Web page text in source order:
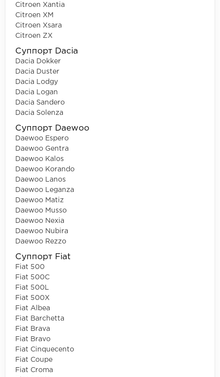
Citroen Xantia
Citroen XM
Citroen Xsara
Citroen ZX
Суппорт Dacia
Dacia Dokker
Dacia Duster
Dacia Lodgy
Dacia Logan
Dacia Sandero
Dacia Solenza
Суппорт Daewoo
Daewoo Espero
Daewoo Gentra
Daewoo Kalos
Daewoo Korando
Daewoo Lanos
Daewoo Leganza
Daewoo Matiz
Daewoo Musso
Daewoo Nexia
Daewoo Nubira
Daewoo Rezzo
Суппорт Fiat
Fiat 500
Fiat 500C
Fiat 500L
Fiat 500X
Fiat Albea
Fiat Barchetta
Fiat Brava
Fiat Bravo
Fiat Cinquecento
Fiat Coupe
Fiat Croma